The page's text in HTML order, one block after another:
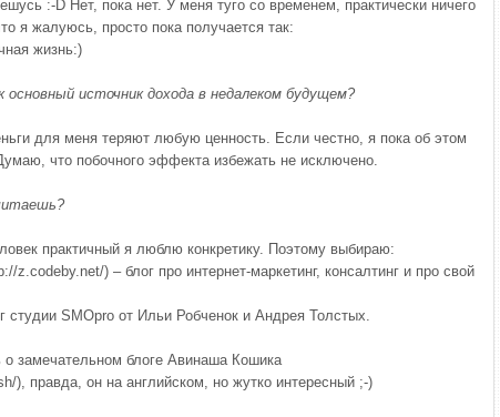
:-D Нет, пока нет. У меня туго со временем, практически ничего
я жалуюсь, просто пока получается так:
жизнь:)
источник дохода в недалеком будущем?
для меня теряют любую ценность. Если честно, я пока об этом
что побочного эффекта избежать не исключено.
практичный я люблю конкретику. Поэтому выбираю:
z.codeby.net/) – блог про интернет-маркетинг, консалтинг и про свой
студии SMOpro от Ильи Робченок и Андрея Толстых.
замечательном блоге Авинаша Кошика
), правда, он на английском, но жутко интересный ;-)